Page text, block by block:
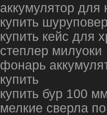
аккумулятор для
купить
купить кейс для
степлер милуоки
фонарь
купить
купить бур 100
мелкие сверла